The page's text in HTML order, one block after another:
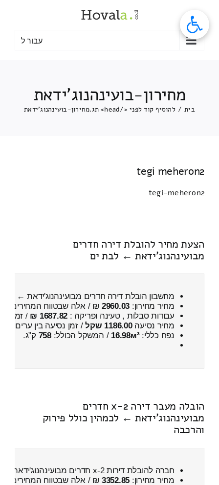
עבור ל
מחירון-בועינהנוג'ידאת
בית / להוסיף קוד לפני </head> תג. מחירון-בועינהנוג'ידאת
tegi meheron2
tegi-meheron2
הצעת מחיר להובלת דירה חדרים
מבועינהנוג'ידאת ← לבת ים
מחשבון הובלת דירה חדרים מבועינהנוג'ידאת ←
מחיר מחירון: 2960.03 ₪ / אלה שבטווח המחירים
עבודות סבלות , טעינה ופריקה : 1687.82 ₪ / זמן :
מחיר נסיעה1186.00 שקל / זמן נסיעה בין ערים
נפח כללי:16.98м³ / המשקל הכולל:758 ק”ג.
הובלה מעבר דירה 2-x חדרים
מבועינהנוג'ידאת ← לכמהין כולל פירוק
והרכבה
חברה להובלת דירות 2-x חדרים מבועינהנוג'ידאת ← לכמהין
מחיר מחירון: 3352.85 ₪ / אלה שבטווח המחירים